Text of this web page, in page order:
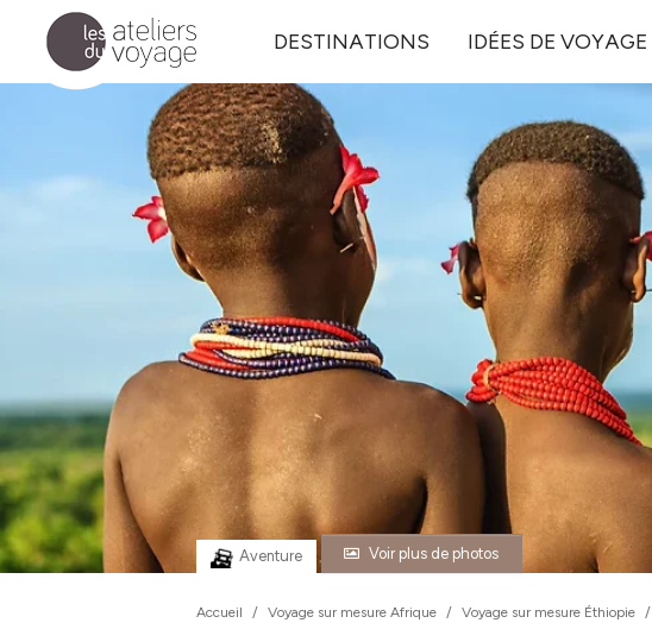
Aller au contenu principal
DESTINATIONS IDÉES DE VOYAGE
Aventure Voir plus de photos
Accueil / Voyage sur mesure Afrique / Voyage sur mesure Éthiopie /